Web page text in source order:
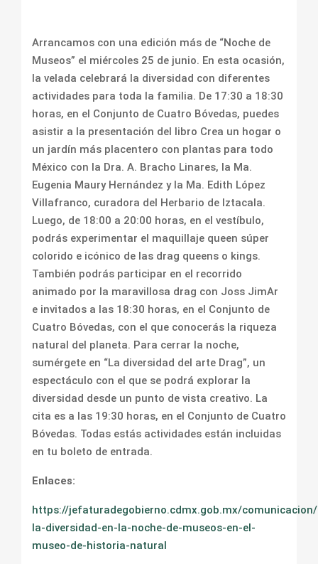
Arrancamos con una edición más de “Noche de
Museos” el miércoles 25 de junio. En esta ocasión,
la velada celebrará la diversidad con diferentes
actividades para toda la familia. De 17:30 a 18:30
horas, en el Conjunto de Cuatro Bóvedas, puedes
asistir a la presentación del libro Crea un hogar o
un jardín más placentero con plantas para todo
México con la Dra. A. Bracho Linares, la Ma.
Eugenia Maury Hernández y la Ma. Edith López
Villafranco, curadora del Herbario de Iztacala.
Luego, de 18:00 a 20:00 horas, en el vestíbulo,
podrás experimentar el maquillaje queen súper
colorido e icónico de las drag queens o kings.
También podrás participar en el recorrido
animado por la maravillosa drag con Joss JimAr
e invitados a las 18:30 horas, en el Conjunto de
Cuatro Bóvedas, con el que conocerás la riqueza
natural del planeta. Para cerrar la noche,
sumérgete en “La diversidad del arte Drag”, un
espectáculo con el que se podrá explorar la
diversidad desde un punto de vista creativo. La
cita es a las 19:30 horas, en el Conjunto de Cuatro
Bóvedas. Todas estás actividades están incluidas
en tu boleto de entrada.
Enlaces:
https://jefaturadegobierno.cdmx.gob.mx/
la-diversidad-en-la-noche-de-museos-en-el-
museo-de-historia-natural